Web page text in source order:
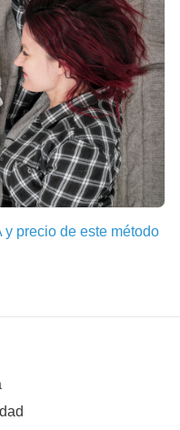
y precio de este método